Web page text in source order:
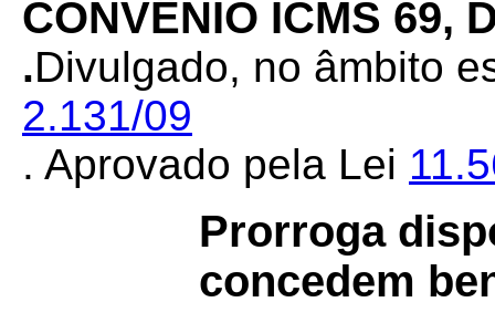
CONVÊNIO ICMS 69,
.Divulgado, no âmbito
2.131/09
. Aprovado pela Lei
Prorroga
concedem